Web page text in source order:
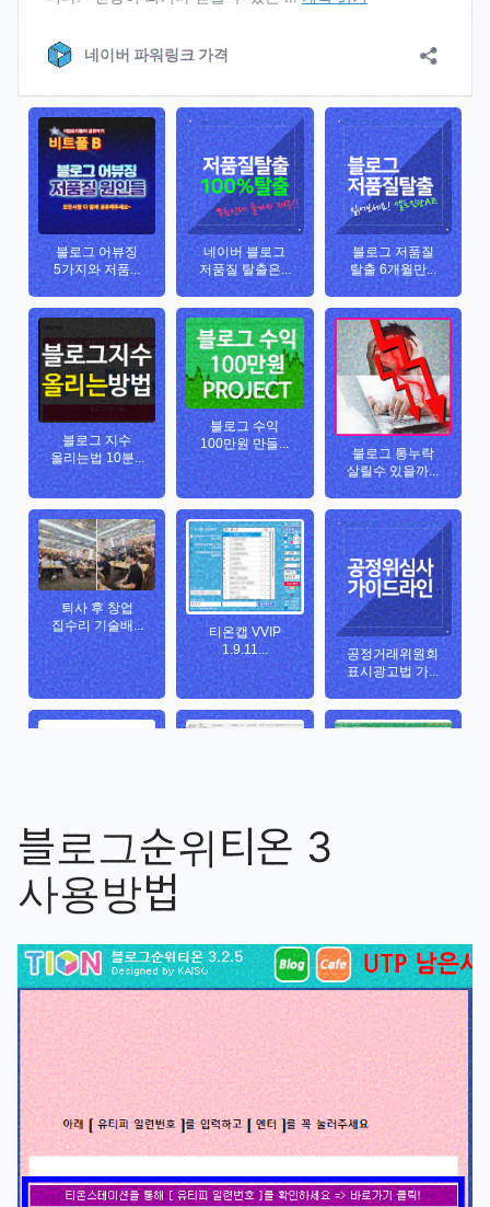
블로그순위티온 3
사용방법